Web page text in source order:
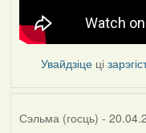
Увайдзіце ці
Сэльма (госць) -